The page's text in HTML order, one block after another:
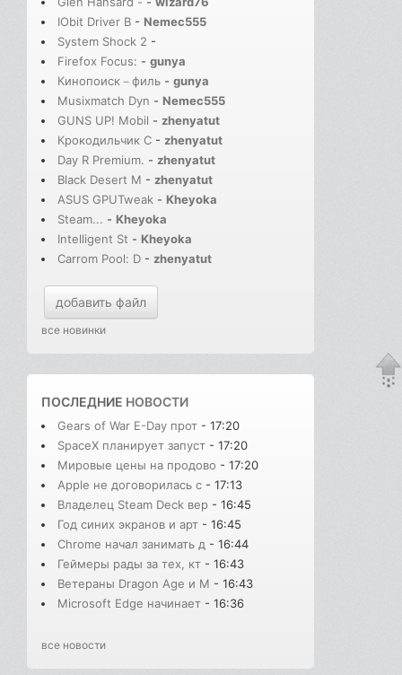
IObit Driver B - Nemec555
System Shock 2 -
Firefox Focus: - gunya
Кинопоиск－филь - gunya
Musixmatch Dyn - Nemec555
GUNS UP! Mobil - zhenyatut
Крокодильчик С - zhenyatut
Day R Premium. - zhenyatut
Black Desert M - zhenyatut
ASUS GPUTweak - Kheyoka
Steam... - Kheyoka
Intelligent St - Kheyoka
Carrom Pool: D - zhenyatut
добавить файл
все новинки
ПОСЛЕДНИЕ НОВОСТИ
Gears of War E-Day прот - 17:20
SpaceX планирует запуст - 17:20
Мировые цены на продово - 17:20
Apple не договорилась с - 17:13
Владелец Steam Deck вер - 16:45
Год синих экранов и арт - 16:45
Chrome начал занимать д - 16:44
Геймеры рады за тех, кт - 16:43
Ветераны Dragon Age и M - 16:43
Microsoft Edge начинает - 16:36
все новости